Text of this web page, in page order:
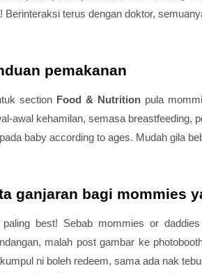
Berinteraksi terus dengan doktor,
pemakanan
section Food & Nutrition pula
awal kehamilan, semasa breastfeeding,
baby according to ages. Mudah gila
ganjaran bagi mommies
paling best! Sebab mommies or
malah post gambar ke
ni boleh redeem, sama ada nak